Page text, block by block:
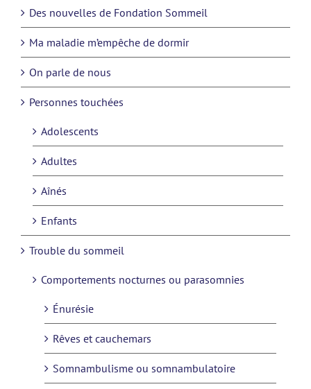
Des nouvelles de Fondation Sommeil
Ma maladie m’empêche de dormir
On parle de nous
Personnes touchées
Adolescents
Adultes
Aînés
Enfants
Trouble du sommeil
Comportements nocturnes ou parasomnies
Énurésie
Rêves et cauchemars
Somnambulisme ou somnambulatoire